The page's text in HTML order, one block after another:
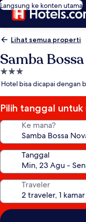
Langsung ke konten utama
Lihat semua properti
Samba
Properti
bintang
Hotel bisa dicapai dengan
Pilih tanggal
Ke mana?
Tanggal
Traveler